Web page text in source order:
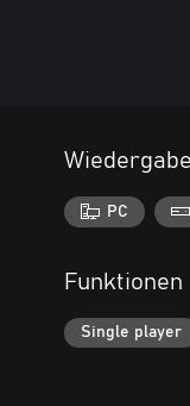
PC
Funktionen
Single player